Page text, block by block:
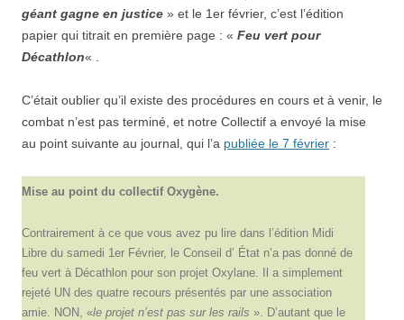
géant gagne en justice » et le 1er février, c’est l’édition
papier qui titrait en première page : « Feu vert pour
Décathlon« .
C’était oublier qu’il existe des procédures en cours et à venir, le
combat n’est pas terminé, et notre Collectif a envoyé la mise
au point suivante au journal, qui l’a publiée le 7 février :
Mise au point du collectif Oxygène.
Contrairement à ce que vous avez pu lire dans l’édition Midi
Libre du samedi 1er Février, le Conseil d’ État n’a pas donné de
feu vert à Décathlon pour son projet Oxylane. Il a simplement
rejeté UN des quatre recours présentés par une association
amie. NON, «le projet n’est pas sur les rails ». D’autant que le